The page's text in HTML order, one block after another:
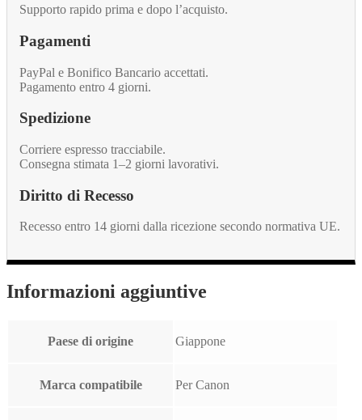
Supporto rapido prima e dopo l’acquisto.
Pagamenti
PayPal e Bonifico Bancario accettati.
Pagamento entro 4 giorni.
Spedizione
Corriere espresso tracciabile.
Consegna stimata 1–2 giorni lavorativi.
Diritto di Recesso
Recesso entro 14 giorni dalla ricezione secondo normativa UE.
Informazioni aggiuntive
Paese di origine Giappone
Marca compatibile Per Canon